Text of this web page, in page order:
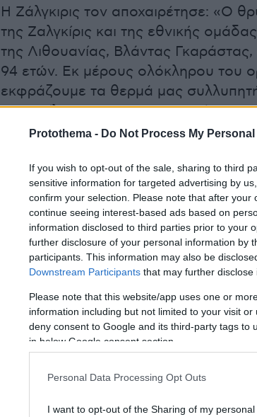
Protothema - Do Not Process My
If you wish to opt-out of the sale, sharing to third
sensitive information for targeted advertising by
confirm your selection. Please note that after
continue seeing interest-based ads based on
information disclosed to third parties prior to your
further disclosure of your personal information by
participants. This information may also be
Downstream Participants that may further disclose
Please note that this website/app uses one or
information including but not limited to your visit
deny consent to Google and its third-party tags to
in below Google consent section.
Personal Data Processing Opt Outs
I want to opt-out of the Sharing of my personal
Η Ζάλγκιρις τον αποχαιρέτησε: «Ο
της Ζαλγκίρις και της εθνικής
της Λιθουανίας, Βλάντας Γκαράστας,
94 ετών. Εκ μέρους ολόκληρου του
εκφράζουμε τα θερμά μας
τους φίλους και τους αγαπημένους
προπονητή».